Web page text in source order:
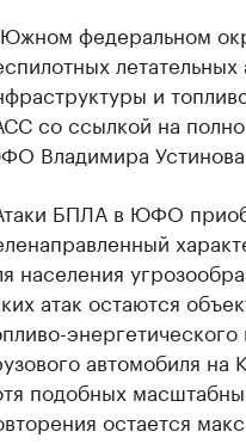
федеральном
и
со ссылкой на
Владимира Устинова.
БПЛА в ЮФО
населения
атак остаются
автомобиля
подобных
остается